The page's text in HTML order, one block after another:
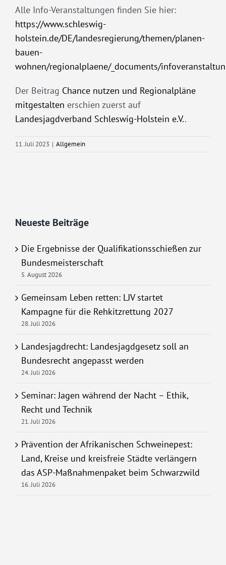
Alle Info-Veranstaltungen finden Sie hier:
https://www.schleswig-
holstein.de/DE/landesregierung/themen/planen-
bauen-
wohnen/regionalplaene/_documents/
Der Beitrag Chance nutzen und Regionalpläne
mitgestalten erschien zuerst auf
Landesjagdverband Schleswig-Holstein e.V..
11. Juli 2023 | Allgemein
Neueste Beiträge
Die Ergebnisse der Qualifikationsschießen zur
Bundesmeisterschaft
5. August 2026
Gemeinsam Leben retten: LJV startet
Kampagne für die Rehkitzrettung 2027
28. Juli 2026
Landesjagdrecht: Landesjagdgesetz soll an
Bundesrecht angepasst werden
24. Juli 2026
Seminar: Jagen während der Nacht – Ethik,
Recht und Technik
21. Juli 2026
Prävention der Afrikanischen Schweinepest:
Land, Kreise und kreisfreie Städte verlängern
das ASP-Maßnahmenpaket beim Schwarzwild
16. Juli 2026